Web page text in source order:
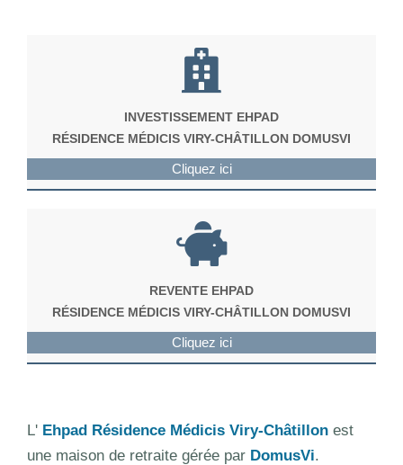
INVESTISSEMENT EHPAD
RÉSIDENCE MÉDICIS VIRY-CHÂTILLON DOMUSVI
Cliquez ici
REVENTE EHPAD
RÉSIDENCE MÉDICIS VIRY-CHÂTILLON DOMUSVI
Cliquez ici
L' Ehpad Résidence Médicis Viry-Châtillon est
une maison de retraite gérée par DomusVi.